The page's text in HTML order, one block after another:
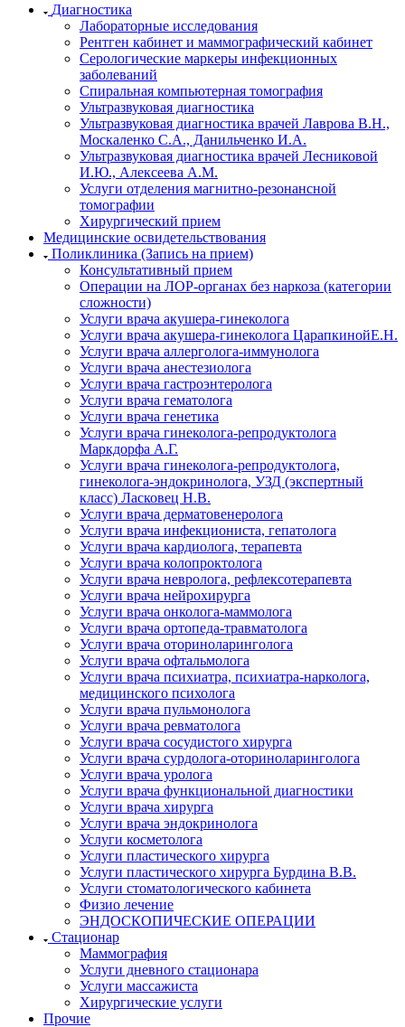
Диагностика
Лабораторные исследования
Рентген кабинет и маммографический кабинет
Серологические маркеры инфекционных
заболеваний
Спиральная компьютерная томография
Ультразвуковая диагностика
Ультразвуковая диагностика врачей Лаврова В.Н.,
Москаленко С.А., Данильченко И.А.
Ультразвуковая диагностика врачей Лесниковой
И.Ю., Алексеева А.М.
Услуги отделения магнитно-резонансной
томографии
Хирургический прием
Медицинские освидетельствования
Поликлиника (Запись на прием)
Консультативный прием
Операции на ЛОР-органах без наркоза (категории
сложности)
Услуги врача акушера-гинеколога
Услуги врача акушера-гинеколога ЦарапкинойЕ.Н.
Услуги врача аллерголога-иммунолога
Услуги врача анестезиолога
Услуги врача гастроэнтеролога
Услуги врача гематолога
Услуги врача генетика
Услуги врача гинеколога-репродуктолога
Маркдорфа А.Г.
Услуги врача гинеколога-репродуктолога,
гинеколога-эндокринолога, УЗД (экспертный
класс) Ласковец Н.В.
Услуги врача дерматовенеролога
Услуги врача инфекциониста, гепатолога
Услуги врача кардиолога, терапевта
Услуги врача колопроктолога
Услуги врача невролога, рефлексотерапевта
Услуги врача нейрохирурга
Услуги врача онколога-маммолога
Услуги врача ортопеда-травматолога
Услуги врача оториноларинголога
Услуги врача офтальмолога
Услуги врача психиатра, психиатра-нарколога,
медицинского психолога
Услуги врача пульмонолога
Услуги врача ревматолога
Услуги врача сосудистого хирурга
Услуги врача сурдолога-оториноларинголога
Услуги врача уролога
Услуги врача функциональной диагностики
Услуги врача хирурга
Услуги врача эндокринолога
Услуги косметолога
Услуги пластического хирурга
Услуги пластического хирурга Бурдина В.В.
Услуги стоматологического кабинета
Физио лечение
ЭНДОСКОПИЧЕСКИЕ ОПЕРАЦИИ
Стационар
Маммография
Услуги дневного стационара
Услуги массажиста
Хирургические услуги
Прочие